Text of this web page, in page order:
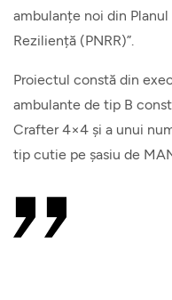
ambulanțe noi din
Reziliență (PNRR)”.
Proiectul constă din
ambulante de tip B
Crafter 4×4 și a unui
tip cutie pe șasiu de